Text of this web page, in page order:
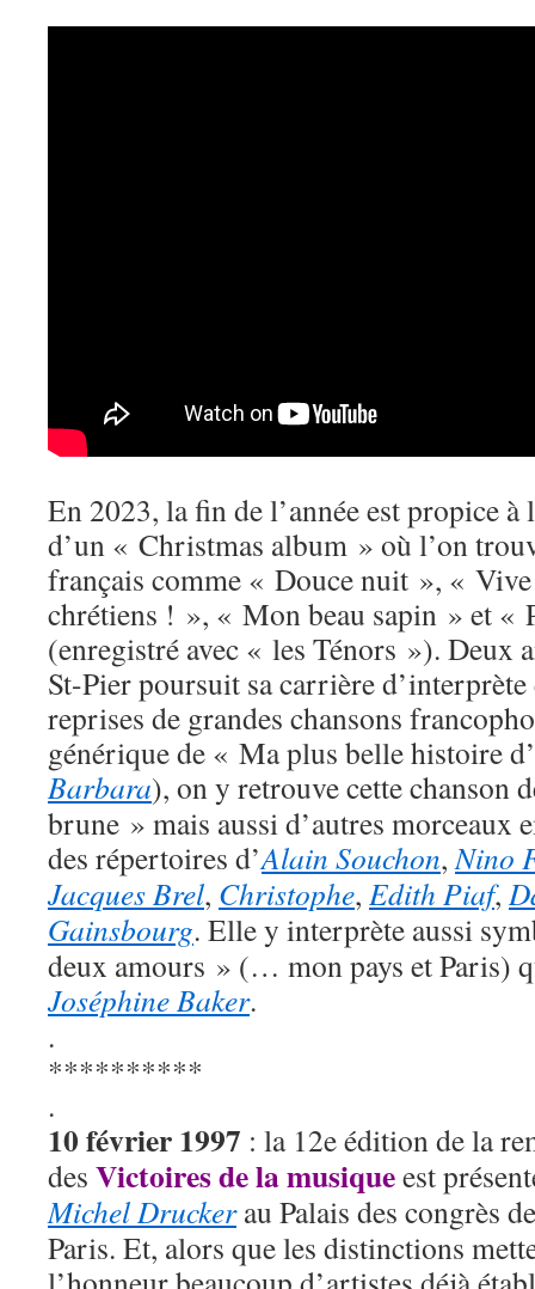
En 2023, la fin de l’année est propice
d’un « Christmas album » où l’on
français comme « Douce nuit », «
chrétiens ! », « Mon beau sapin » et «
(enregistré avec « les Ténors »). Deux
St-Pier poursuit sa carrière
reprises de grandes chansons
générique de « Ma plus belle histoire
Barbara), on y retrouve cette chanson
brune » mais aussi d’autres morceaux
des répertoires d’Alain Souchon,Nino
Jacques Brel, Christophe, Edith Piaf,
Gainsbourg. Elle y interprète aussi
deux amours » (… mon pays et Paris)
Joséphine Baker.
.
**********
.
10 février 1997 : la 12e édition de la
des Victoires de la musiqueest
Michel Druckerau Palais des congrès de
Paris. Et, alors que les distinctions